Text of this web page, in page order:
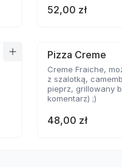
52,00 zł
Pizza Creme
Creme Fraiche,
z szalotką,
pieprz, grillowany
komentarz) ;)
48,00 zł